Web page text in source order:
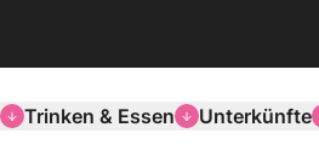
Trinken & Essen Unterkünfte